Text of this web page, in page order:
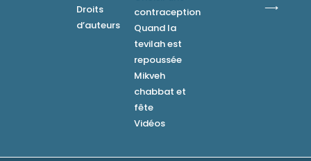
Droits
d’auteurs
contraception
Quand la
tevilah est
repoussée
Mikveh
chabbat et
fête
Vidéos
⟶